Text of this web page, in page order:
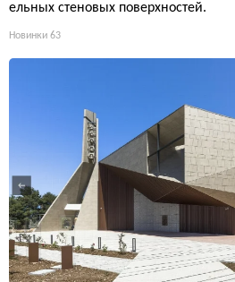
ельных стеновых поверхностей.
Новинки 63